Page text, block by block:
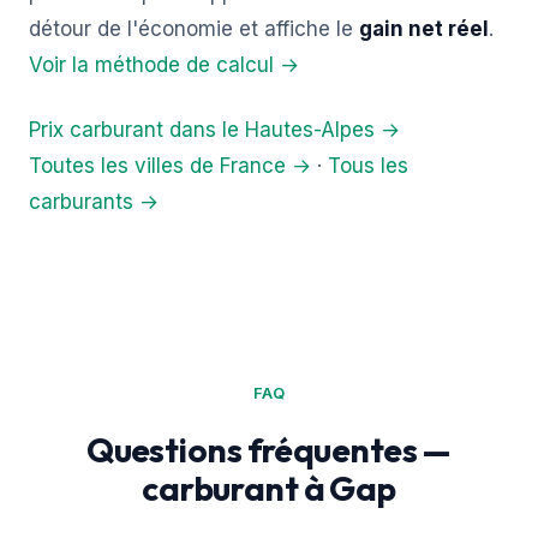
détour de l'économie et affiche le gain net réel .
Voir la méthode de calcul →
Prix carburant dans le Hautes-Alpes →
Toutes les villes de France → · Tous les
carburants →
FAQ
Questions fréquentes —
carburant à Gap